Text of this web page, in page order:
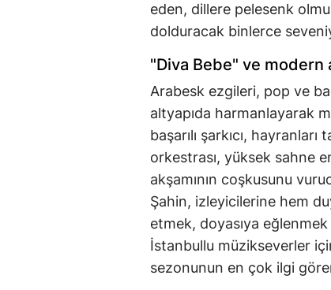
eden, dillere pelesenk
dolduracak binlerce
"Diva Bebe" ve
Arabesk ezgileri, pop ve
altyapıda harmanlayarak
başarılı şarkıcı,
orkestrası, yüksek sahne
akşamının coşkusunu
Şahin, izleyicilerine hem
etmek, doyasıya
İstanbullu müzikseverler
sezonunun en çok ilgi